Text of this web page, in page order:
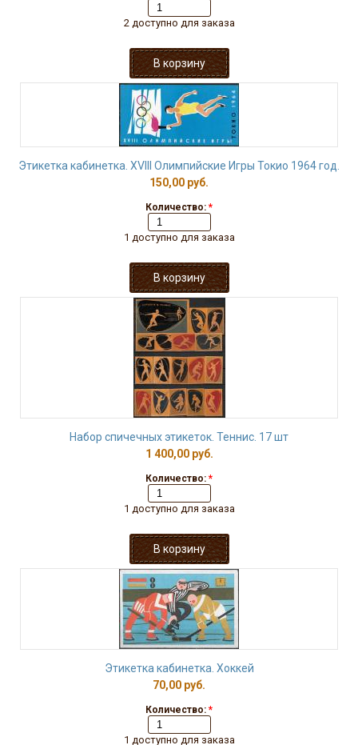
2 доступно для заказа
Этикетка кабинетка. XVIII Олимпийские Игры Токио 1964 год.
150,00 руб.
Количество: *
1 доступно для заказа
Набор спичечных этикеток. Теннис. 17 шт
1 400,00 руб.
Количество: *
1 доступно для заказа
Этикетка кабинетка. Хоккей
70,00 руб.
Количество: *
1 доступно для заказа